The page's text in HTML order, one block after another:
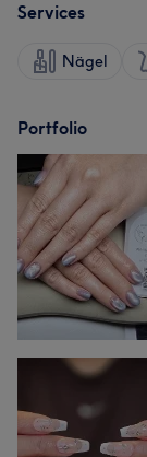
Services
Nägel
Portfolio